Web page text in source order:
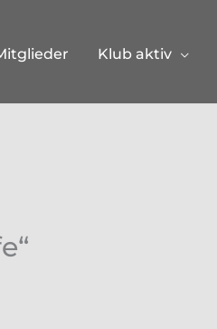
Klub aktiv